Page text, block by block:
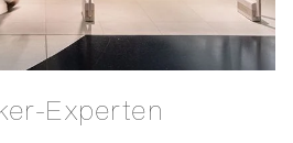
Experten